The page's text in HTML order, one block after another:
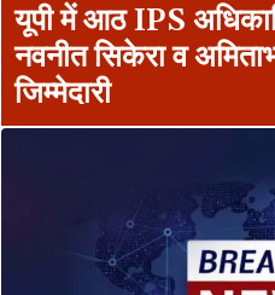
यूपी में आठ IPS
नवनीत सिकेरा व
जिम्मेदारी